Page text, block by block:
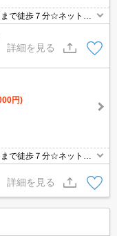
で徒歩７分☆ネット無
☆彡
詳細を見る
円)
で徒歩７分☆ネット無
り☆彡
詳細を見る